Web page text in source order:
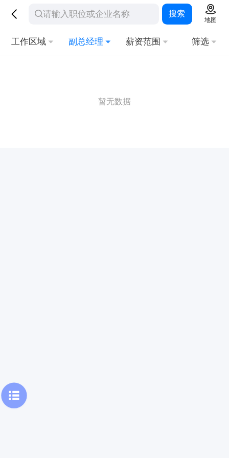
搜索
地图
工作区域 副总经理 薪资范围 筛选
暂无数据